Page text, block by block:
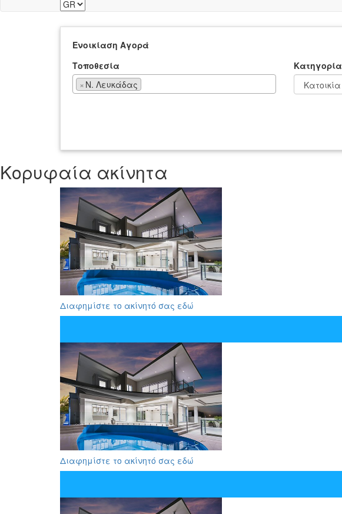
Ενοικίαση Αγορά
Τοποθεσία
× Ν. Λευκάδας
Κατηγορία
Κορυφαία ακίνητα
Διαφημίστε το ακίνητό σας εδώ
Διαφημίστε το ακίνητό σας εδώ